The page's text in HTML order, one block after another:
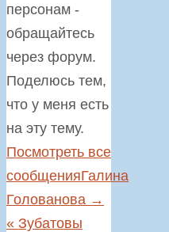
персонам -
обращайтесь
через форум.
Поделюсь тем,
что у меня есть
на эту тему.
Посмотреть все
сообщенияГалина
Голованова →
« Зубатовы